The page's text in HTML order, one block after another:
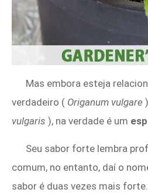
Mas embora esteja
verdadeiro ( Origanum vulgare
vulgaris ), na verdade é um
Seu sabor forte lembra
comum, no entanto, daí o
sabor é duas vezes mais forte.